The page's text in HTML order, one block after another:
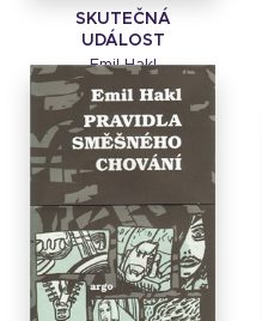
SKUTEČNÁ
UDÁLOST
Emil Hakl